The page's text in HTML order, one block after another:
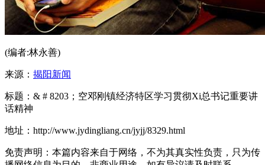
(编者:林永善)
来源： 揭阳新闻
标题：& # 8203；空邓刚镇经济特区学习贯彻Xi总书记重要讲
话精神
地址：http://www.jydingliang.cn/jyjj/8329.html
免责声明：本篇内容来自于网络，不为其真实性负责，只为传